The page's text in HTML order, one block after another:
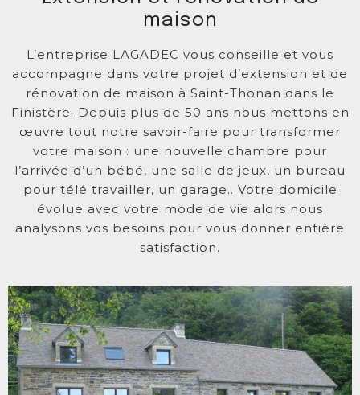
maison
L’entreprise LAGADEC vous conseille et vous
accompagne dans votre projet d’extension et de
rénovation de maison à Saint-Thonan dans le
Finistère. Depuis plus de 50 ans nous mettons en
œuvre tout notre savoir-faire pour transformer
votre maison : une nouvelle chambre pour
l’arrivée d’un bébé, une salle de jeux, un bureau
pour télé travailler, un garage.. Votre domicile
évolue avec votre mode de vie alors nous
analysons vos besoins pour vous donner entière
satisfaction.